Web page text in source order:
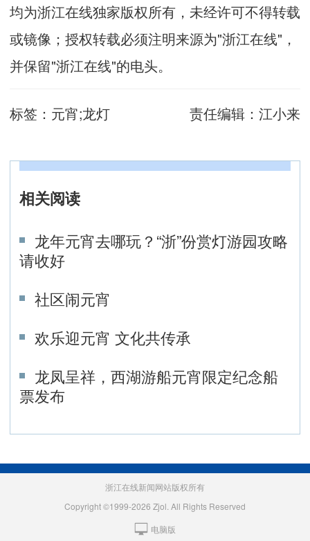
均为浙江在线独家版权所有，未经许可不得转载
或镜像；授权转载必须注明来源为"浙江在线"，
并保留"浙江在线"的电头。
标签： 元宵;龙灯 责任编辑： 江小来
相关阅读
龙年元宵去哪玩？“浙”份赏灯游园攻略
请收好
社区闹元宵
欢乐迎元宵 文化共传承
龙凤呈祥，西湖游船元宵限定纪念船
票发布
浙江在线新闻网站版权所有
Copyright ©1999-2026 Zjol. All Rights Reserved
电脑版